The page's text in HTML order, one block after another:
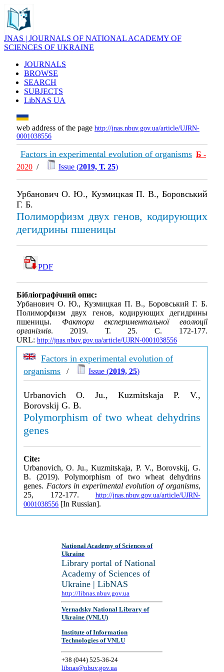
JNAS | JOURNALS OF NATIONAL ACADEMY OF
SCIENCES OF UKRAINE
JOURNALS
BROWSE
SEARCH
SUBJECTS
LibNAS UA
web address of the page http://jnas.nbuv.gov.ua/article/UJRN-
0001038556
Factors in experimental evolution of organisms Б -
2020 / Issue (2019, Т. 25)
Урбанович О. Ю., Кузмицкая П. В., Боровський
Г. Б.
Полиморфизм двух генов, кодирующих
дегидрины пшеницы
PDF
Бібліографічний опис:
Урбанович О. Ю., Кузмицкая П. В., Боровський Г. Б.
Полиморфизм двух генов, кодирующих дегидрины
пшеницы. Фактори експериментальної еволюції
організмів. 2019. Т. 25. С. 172-177.
URL: http://jnas.nbuv.gov.ua/article/UJRN-0001038556
Factors in experimental evolution of
organisms / Issue (2019, 25)
Urbanovich O. Ju., Kuzmitskaja P. V.,
Borovskij G. B.
Polymorphism of two wheat dehydrins
genes
Cite:
Urbanovich, O. Ju., Kuzmitskaja, P. V., Borovskij, G.
B. (2019). Polymorphism of two wheat dehydrins
genes. Factors in experimental evolution of organisms,
25, 172-177. http://jnas.nbuv.gov.ua/article/UJRN-
0001038556 [In Russian].
National Academy of Sciences of
Ukraine
Library portal of National
Academy of Sciences of
Ukraine | LibNAS
http://libnas.nbuv.gov.ua
Vernadsky National Library of
Ukraine (VNLU)
Institute of Information
Technologies of VNLU
+38 (044) 525-36-24
libnas@nbuv.gov.ua